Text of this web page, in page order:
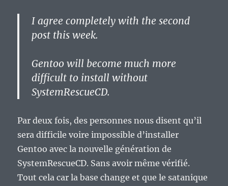
I agree completely with the second
post this week.
Gentoo will become much more
difficult to install without
SystemRescueCD.
Par deux fois, des personnes nous disent qu’il
sera difficile voire impossible d’installer
Gentoo avec la nouvelle génération de
SystemRescueCD. Sans avoir même vérifié.
Tout cela car la base change et que le satanique